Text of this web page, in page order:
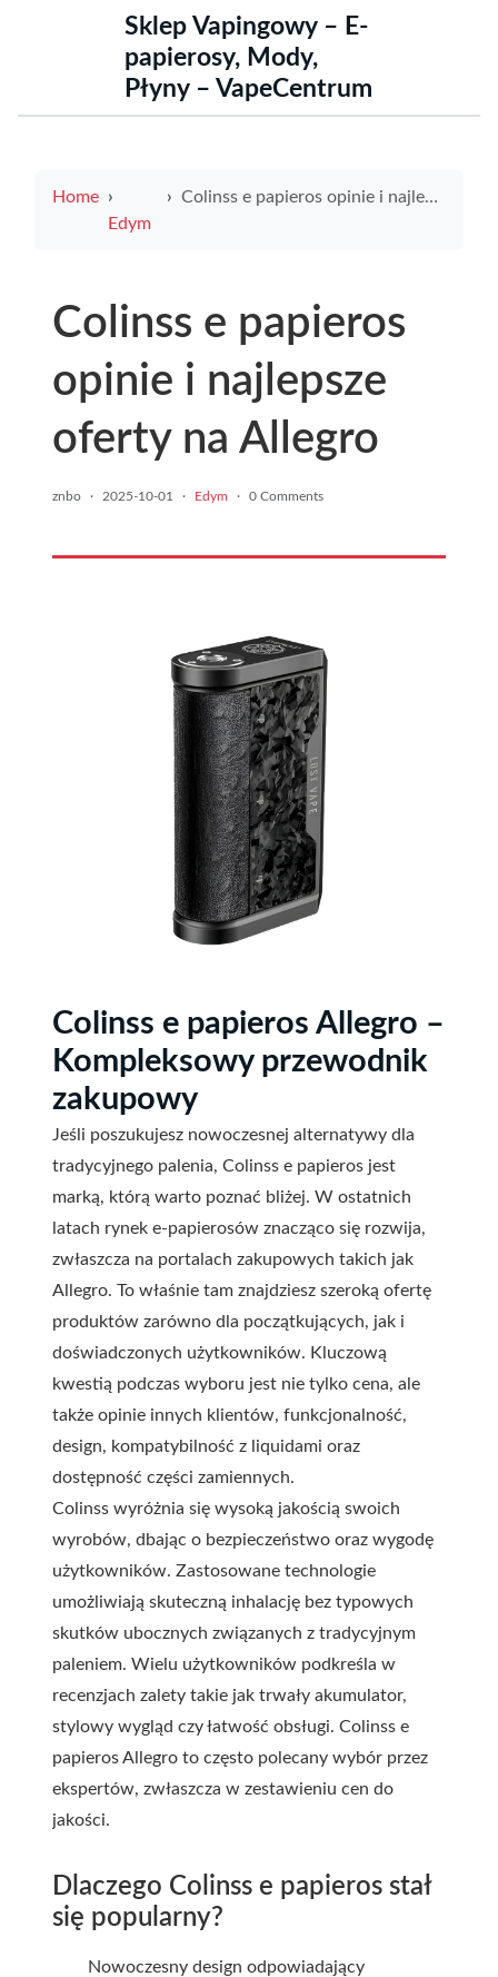
Sklep Vapingowy – E-
papierosy, Mody,
Płyny – VapeCentrum
Home
Edym
Colinss e papieros opinie i najlepsze oferty na Allegro
Colinss e papieros
opinie i najlepsze
oferty na Allegro
znbo · 2025-10-01 · Edym · 0 Comments
Colinss e papieros Allegro –
Kompleksowy przewodnik
zakupowy
Jeśli poszukujesz nowoczesnej alternatywy dla
tradycyjnego palenia, Colinss e papieros jest
marką, którą warto poznać bliżej. W ostatnich
latach rynek e-papierosów znacząco się rozwija,
zwłaszcza na portalach zakupowych takich jak
Allegro. To właśnie tam znajdziesz szeroką ofertę
produktów zarówno dla początkujących, jak i
doświadczonych użytkowników. Kluczową
kwestią podczas wyboru jest nie tylko cena, ale
także opinie innych klientów, funkcjonalność,
design, kompatybilność z liquidami oraz
dostępność części zamiennych.
Colinss wyróżnia się wysoką jakością swoich
wyrobów, dbając o bezpieczeństwo oraz wygodę
użytkowników. Zastosowane technologie
umożliwiają skuteczną inhalację bez typowych
skutków ubocznych związanych z tradycyjnym
paleniem. Wielu użytkowników podkreśla w
recenzjach zalety takie jak trwały akumulator,
stylowy wygląd czy łatwość obsługi. Colinss e
papieros Allegro to często polecany wybór przez
ekspertów, zwłaszcza w zestawieniu cen do
jakości.
Dlaczego Colinss e papieros stał
się popularny?
Nowoczesny design odpowiadający